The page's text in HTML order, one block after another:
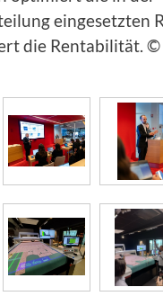
eingesetzten
die Rentabilität.